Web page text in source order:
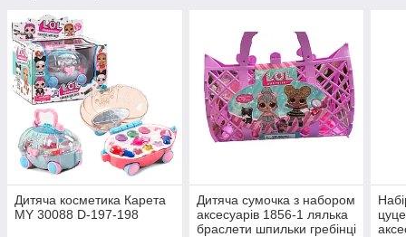
Дитяча косметика Карета
MY 30088 D-197-198
Дитяча сумочка з набором
аксесуарів 1856-1 лялька
браслети шпильки гребінці